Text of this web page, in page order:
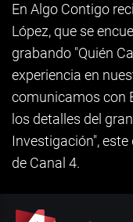
En Algo Contigo
López, que se
grabando "Quién
experiencia en
comunicamos con
los detalles del
Investigación",
de Canal 4.